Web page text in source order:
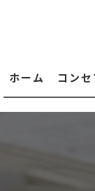
ホーム コンセ